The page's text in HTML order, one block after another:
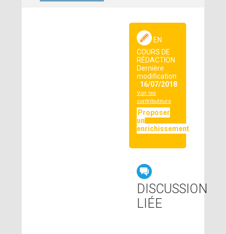
EN
COURS DE
RÉDACTION
Dernière
modification
: 16/07/2018
Voir les
contributeurs
Proposer
un
enrichissement
DISCUSSION
LIÉE